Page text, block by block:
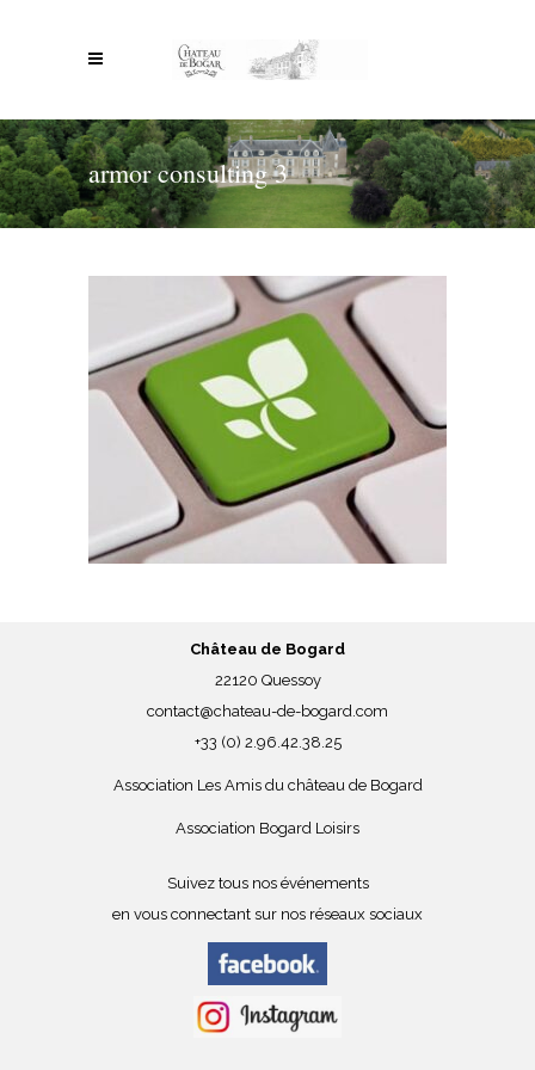
armor consulting 3
Château de Bogard
22120 Quessoy
contact@chateau-de-bogard.com
+33 (0) 2.96.42.38.25
Association Les Amis du château de Bogard
Association Bogard Loisirs
Suivez tous nos événements
en vous connectant sur nos réseaux sociaux